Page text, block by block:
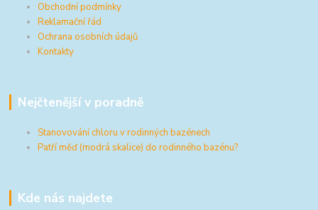
Obchodní podmínky
Reklamační řád
Ochrana osobních údajů
Kontakty
Nejčtenější v poradně
Stanovování chloru v rodinných bazénech
Patří měď (modrá skalice) do rodinného bazénu?
Kde nás najdete